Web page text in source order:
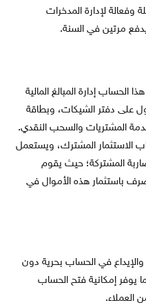
وفعالة لإدارة المدخرات
مرتين في السنة.
الحساب إدارة المبالغ المالية
على دفتر الشيكات، وبطاقة
المشتريات والسحب النقدي.
الاستثمار المشترك، ويستعمل
المشتركة؛ حيث يقوم
باستثمار هذه الأموال في
في الحساب بحرية دون
يوفر إمكانية فتح الحساب
العملاء.